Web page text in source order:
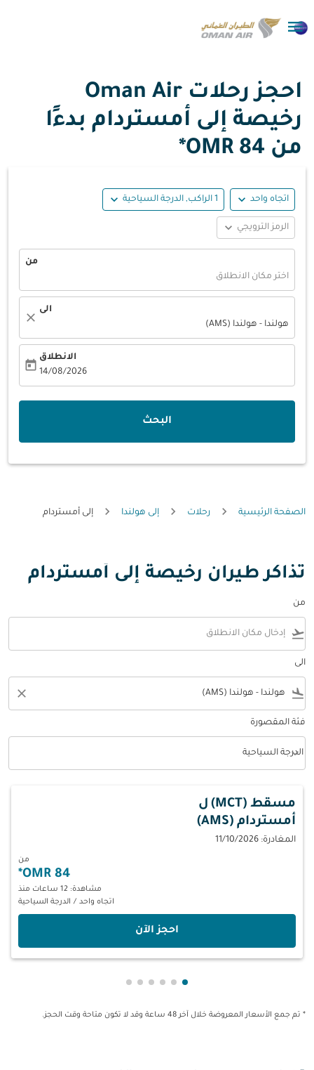

احجز رحلات Oman Air
رخيصة إلى أمستردام بدءًا
من 84 OMR*
اتجاه واحد expand_more 1 الراكب, الدرجة السياحية expand_more
الرمز الترويجي expand_more
من
اختر مكان الانطلاق
الى
هولندا - هولندا (AMS)
close
الانطلاق
14/08/2026
today
البحث
الصفحة الرئيسية رحلات إلى هولندا إلى أمستردام
تذاكر طيران رخيصة إلى أمستردام
من
flight_takeoff
الى
flight_land
close
فئة المقصورة
فئة المقصورة option الدرجة السياحية Selected
الدرجة السياحية
keyboard_arrow_down
مسقط (MCT)
ل
أمستردام (AMS)
المغادرة: 11/10/2026
من
84 OMR
*
مشاهدة: 12 ساعات منذ
اتجاه واحد / الدرجة السياحية
‫احجز الآن‬
* تم جمع الأسعار المعروضة خلال آخر 48 ساعة وقد لا تكون متاحة وقت الحجز.